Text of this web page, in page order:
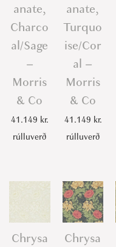
o
q
n
t
y
anate,
Charco
al/Sage
–
Morris
& Co
41.149 kr.
rúlluverð
anate,
Turquo
ise/Cor
al –
Morris
& Co
41.149 kr.
rúlluverð
Chrysa
Chrysa